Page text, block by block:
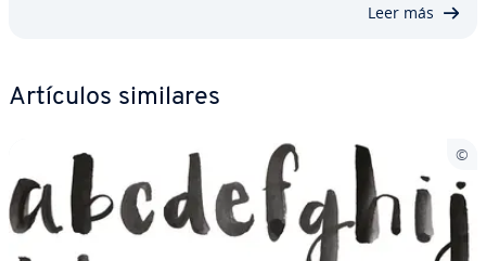
Leer más
Artículos similares